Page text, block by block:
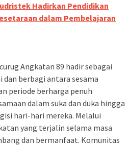
Hadirkan Pendidikan
dalam Pembelajaran
Angkatan 89 hadir sebagai
berbagi antara sesama
periode berharga penuh
dalam suka dan duka hingga
hari-hari mereka. Melalui
yang terjalin selama masa
dan bermanfaat. Komunitas